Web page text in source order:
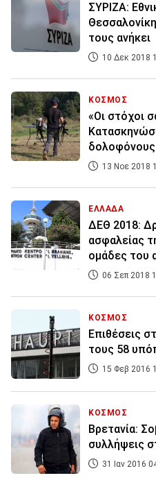
ΣΥΡΙΖΑ:
τους ανήκει
10 Δεκ 2018
ΚΟΣΜΟΣ
«Οι στόχοι
δολοφόνους
13 Νοε 2018
ΕΛΛΑΔΑ
ΔΕΘ 2018:
ασφαλείας
ομάδες του
06 Σεπ 2018
ΚΟΣΜΟΣ
Επιθέσεις
τους 58
15 Φεβ 2016
ΚΟΣΜΟΣ
Βρετανία:
συλλήψεις
31 Ιαν 2016